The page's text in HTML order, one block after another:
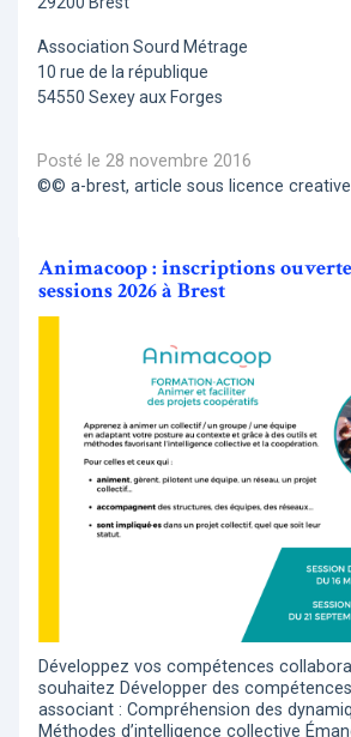
Association Sourd Métrage
10 rue de la république
54550 Sexey aux Forges
Posté le 28 novembre 2016
©© a-brest, article sous licence
Animacoop : inscriptions
sessions 2026 à Brest
Développez vos compétences
souhaitez Développer des
associant : Compréhension des
Méthodes d’intelligence collective